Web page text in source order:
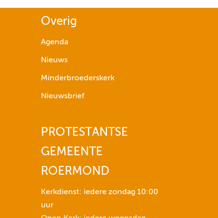
p
l
t
s
n
o
h
e
Overig
Agenda
Nieuws
Minderbroederskerk
Nieuwsbrief
PROTESTANTSE
GEMEENTE
ROERMOND
Kerkdienst: iedere zondag 10:00
uur